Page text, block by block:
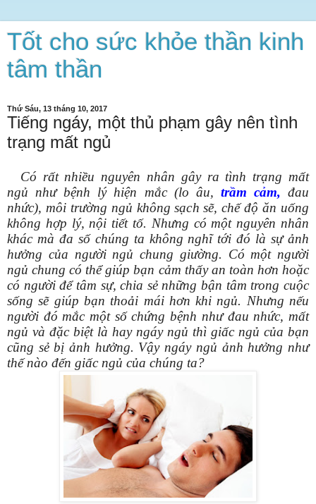
Tốt cho sức khỏe thần kinh
tâm thần
Thứ Sáu, 13 tháng 10, 2017
Tiếng ngáy, một thủ phạm gây nên tình
trạng mất ngủ
Có rất nhiều nguyên nhân gây ra tình trạng mất
ngủ như bệnh lý hiện mắc (lo âu, trầm cảm, đau
nhức), môi trường ngủ không sạch sẽ, chế độ ăn uống
không hợp lý, nội tiết tố. Nhưng có một nguyên nhân
khác mà đa số chúng ta không nghĩ tới đó là sự ảnh
hưởng của người ngủ chung giường. Có một người
ngủ chung có thể giúp bạn cảm thấy an toàn hơn hoặc
có người để tâm sự, chia sẻ những bận tâm trong cuộc
sống sẽ giúp bạn thoải mái hơn khi ngủ. Nhưng nếu
người đó mắc một số chứng bệnh như đau nhức, mất
ngủ và đặc biệt là hay ngáy ngủ thì giấc ngủ của bạn
cũng sẻ bị ảnh hưởng. Vậy ngáy ngủ ảnh hưởng như
thế nào đến giấc ngủ của chúng ta?